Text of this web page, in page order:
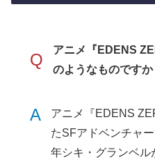
Q
アニメ『EDENS
のようなものですか
A
アニメ『EDENS
たSFアドベンチャ
年シキ・グランベ